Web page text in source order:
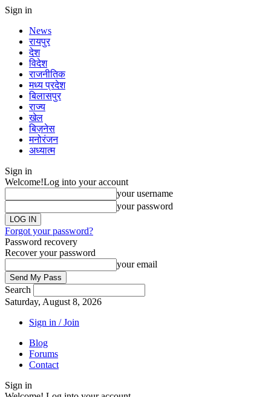
Sign in
News
रायपुर
देश
विदेश
राजनीतिक
मध्य प्रदेश
बिलासपुर
राज्य
खेल
बिज़नेस
मनोरंजन
अध्यात्म
Sign in
Welcome!Log into your account
your username
your password
Forgot your password?
Password recovery
Recover your password
your email
Search
Saturday, August 8, 2026
Sign in / Join
Blog
Forums
Contact
Sign in